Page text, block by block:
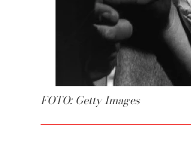
FOTO: Getty Images